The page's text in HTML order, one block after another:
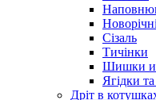
Сізаль
Тичінки
Шишки и
Ягідки
Дріт в